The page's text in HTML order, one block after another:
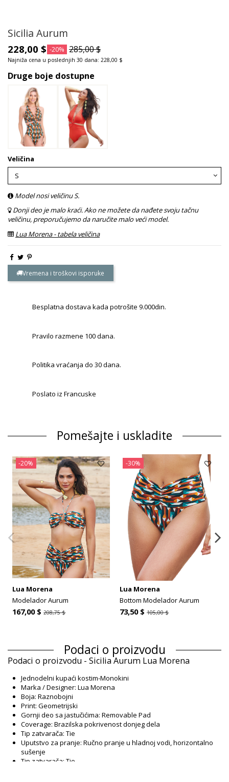
Sicilia Aurum
228,00 $ -20% 285,00 $
Najniža cena u poslednjih 30 dana: 228,00 $
Druge boje dostupne
Veličina
Model nosi veličinu S.
Donji deo je malo kraći. Ako ne možete da nađete svoju tačnu
veličinu, preporučujemo da naručite malo veći model.
Lua Morena - tabela veličina
Vremena i troškovi isporuke
Besplatna dostava kada potrošite 9.000din.
Pravilo razmene 100 dana.
Politika vraćanja do 30 dana.
Poslato iz Francuske
Pomešajte i uskladite
-20%
Lua Morena
Modelador Aurum
167,00 $208,75 $
-30%
Lua Morena
Bottom Modelador Aurum
73,50 $ 105,00 $
Podaci o proizvodu
Podaci o proizvodu - Sicilia Aurum Lua Morena
Jednodelni kupaći kostim-Monokini
Marka / Designer: Lua Morena
Boja: Raznobojni
Print: Geometrijski
Gornji deo sa jastučićima: Removable Pad
Coverage: Brazilska pokrivenost donjeg dela
Tip zatvarača: Tie
Uputstvo za pranje: Ručno pranje u hladnoj vodi, horizontalno
sušenje
Tip zatvarača: Tie